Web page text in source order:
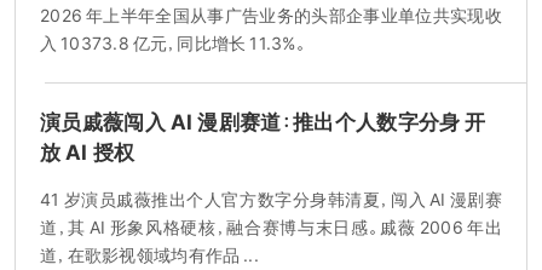
2026 年上半年全国从事广告业务的头部企事业单位共实现收
入 10373.8 亿元，同比增长 11.3%。
演员戚薇闯入 AI 漫剧赛道：推出个人数字分身 开
放 AI 授权
41 岁演员戚薇推出个人官方数字分身韩清夏，闯入 AI 漫剧赛
道，其 AI 形象风格硬核，融合赛博与末日感。戚薇 2006 年出
道，在歌影视领域均有作品 ...